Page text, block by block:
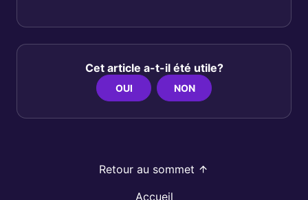
Cet article a-t-il été utile?
OUI NON
Retour au sommet
Accueil